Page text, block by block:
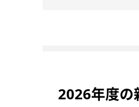
2026年度の